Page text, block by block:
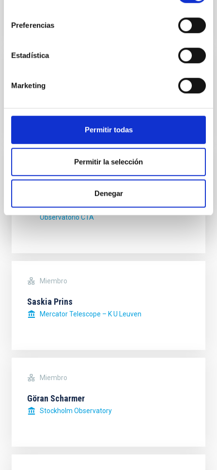
Preferencias
Estadística
Marketing
Permitir todas
Permitir la selección
Denegar
Markus Gaug
Observatorio CTA
Miembro
Saskia Prins
Mercator Telescope – K U Leuven
Miembro
Göran Scharmer
Stockholm Observatory